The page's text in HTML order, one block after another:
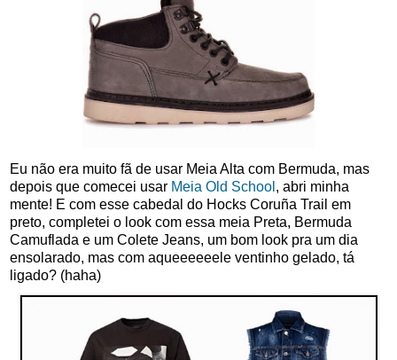
Eu não era muito fã de usar Meia Alta com Bermuda, mas
depois que comecei usar Meia Old School , abri minha
mente! E com esse cabedal do Hocks Coruña Trail em
preto, completei o look com essa meia Preta, Bermuda
Camuflada e um Colete Jeans, um bom look pra um dia
ensolarado, mas com aqueeeeeele ventinho gelado, tá
ligado? (haha)